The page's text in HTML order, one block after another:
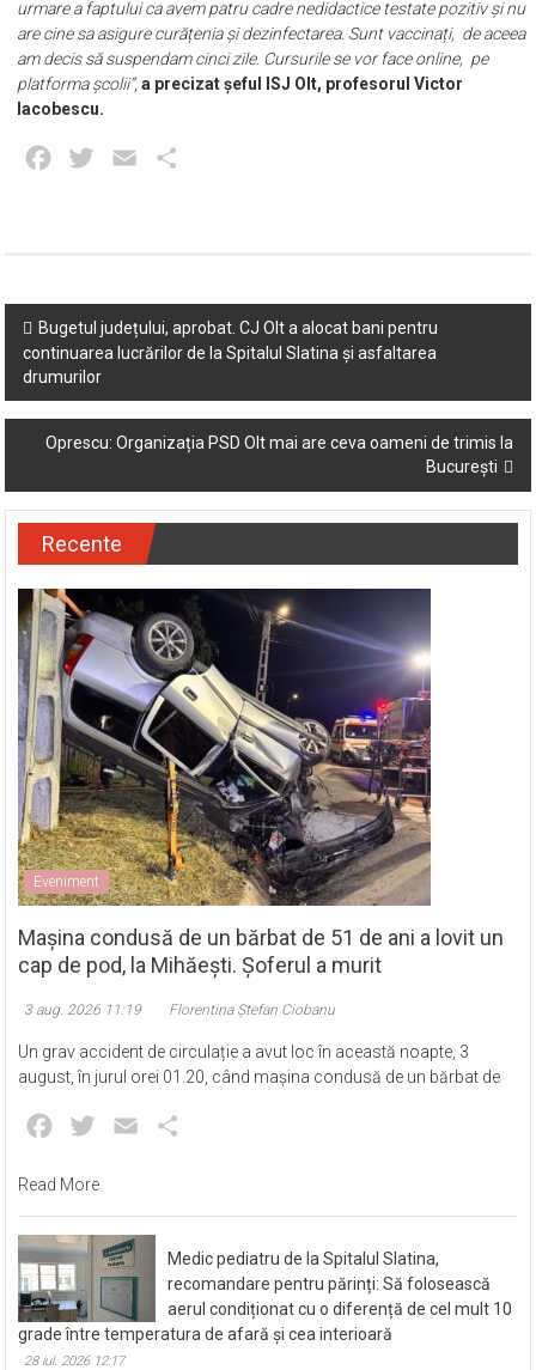
urmare a faptului ca avem patru cadre nedidactice testate pozitiv și nu
are cine sa asigure curățenia și dezinfectarea. Sunt vaccinați, de aceea
am decis să suspendam cinci zile. Cursurile se vor face online, pe
platforma școlii”,a precizat șeful ISJ Olt, profesorul Victor
Iacobescu.
Facebook
Twitter Email
Post
navigation
Bugetul județului, aprobat. CJ Olt a alocat bani pentru
continuarea lucrărilor de la Spitalul Slatina și asfaltarea
drumurilor
Oprescu: Organizația PSD Olt mai are ceva oameni de trimis la
București
Recente
Eveniment
Mașina condusă de un bărbat de 51 de ani a lovit un
cap de pod, la Mihăești. Șoferul a murit
3 aug. 2026 11:19 Florentina Ștefan Ciobanu
Un grav accident de circulație a avut loc în această noapte, 3
august, în jurul orei 01.20, când mașina condusă de un bărbat de
Facebook
Twitter Email
Read More
Medic pediatru de la Spitalul Slatina,
recomandare pentru părinți: Să folosească
aerul condiționat cu o diferență de cel mult 10
grade între temperatura de afară și cea interioară
28 iul. 2026 12:17